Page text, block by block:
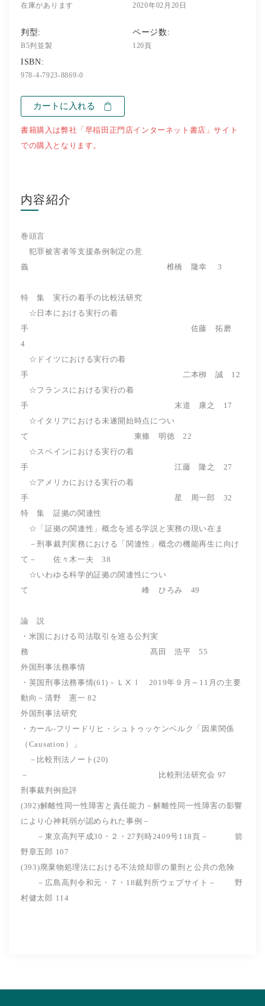
在庫があります 2020年02月20日
判型:
B5判並製
ページ数:
120頁
ISBN:
978-4-7923-8869-0
カートに入れる
書籍購入は弊社「早稲田正門店インターネット書店」サイト
での購入となります。
内容紹介
巻頭言
犯罪被害者等支援条例制定の意
義 椎橋 隆幸 3
特 集 実行の着手の比較法研究
☆日本における実行の着
手 佐藤 拓磨
4
☆ドイツにおける実行の着
手 二本栁 誠 12
☆フランスにおける実行の着
手 末道 康之 17
☆イタリアにおける未遂開始時点につい
て 東條 明徳 22
☆スペインにおける実行の着
手 江藤 隆之 27
☆アメリカにおける実行の着
手 星 周一郎 32
特 集 証拠の関連性
☆「証拠の関連性」概念を巡る学説と実務の現い在ま
－刑事裁判実務における「関連性」概念の機能再生に向け
て－ 佐々木一夫 38
☆いわゆる科学的証拠の関連性につい
て 峰 ひろみ 49
論 説
・米国における司法取引を巡る公判実
務 髙田 浩平 55
外国刑事法務事情
・英国刑事法務事情(61)－ＬⅩⅠ 2019年９月～11月の主要
動向－清野 憲一 82
外国刑事法研究
・カール-フリードリヒ・シュトゥッケンベルク「因果関係
（Causation）」
－比較刑法ノート(20)
－ 比較刑法研究会 97
刑事裁判例批評
(392)解離性同一性障害と責任能力－解離性同一性障害の影響
により心神耗弱が認められた事例－
－東京高判平成30・２・27判時2409号118頁－ 箭
野章五郎 107
(393)廃棄物処理法における不法焼却罪の量刑と公共の危険
－広島高判令和元・７・18裁判所ウェブサイト－ 野
村健太郎 114